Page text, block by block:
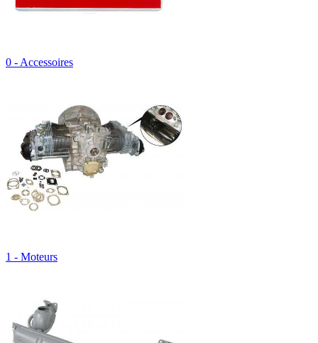
0 - Accessoires
1 - Moteurs